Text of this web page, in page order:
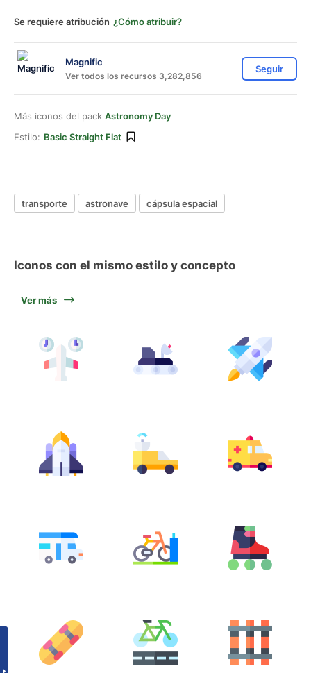
Se requiere atribución ¿Cómo atribuir?
Magnific
Ver todos los recursos 3,282,856
Seguir
Más iconos del pack Astronomy Day
Estilo: Basic Straight Flat
transporte astronave cápsula espacial
Iconos con el mismo estilo y concepto
Ver más